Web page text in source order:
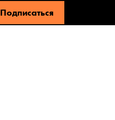
Подписаться